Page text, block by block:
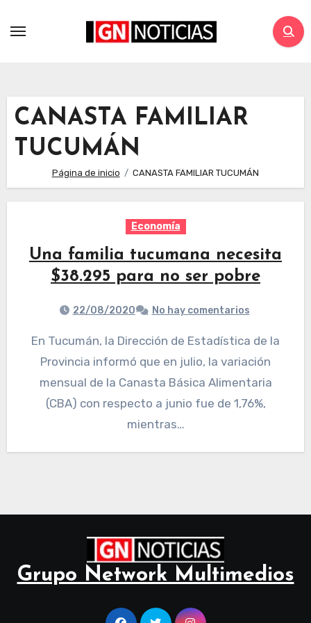
CANASTA FAMILIAR
TUCUMÁN
Página de inicio CANASTA FAMILIAR TUCUMÁN
Economía
Una familia tucumana necesita
$38.295 para no ser pobre
22/08/2020 No hay comentarios
En Tucumán, la Dirección de Estadística de la
Provincia informó que en julio, la variación
mensual de la Canasta Básica Alimentaria
(CBA) con respecto a junio fue de 1,76%,
mientras…
Grupo Network Multimedios